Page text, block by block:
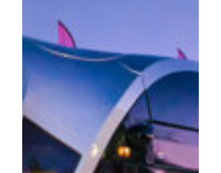
Der Mensch
COOPERATIONS S.Coop